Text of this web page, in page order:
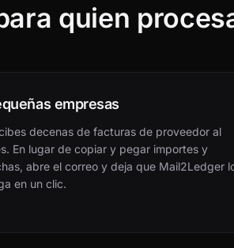
quien
empresas
decenas de facturas de proveedor al
En lugar de copiar y pegar importes y
abre el correo y deja que Mail2Ledger
en un clic.